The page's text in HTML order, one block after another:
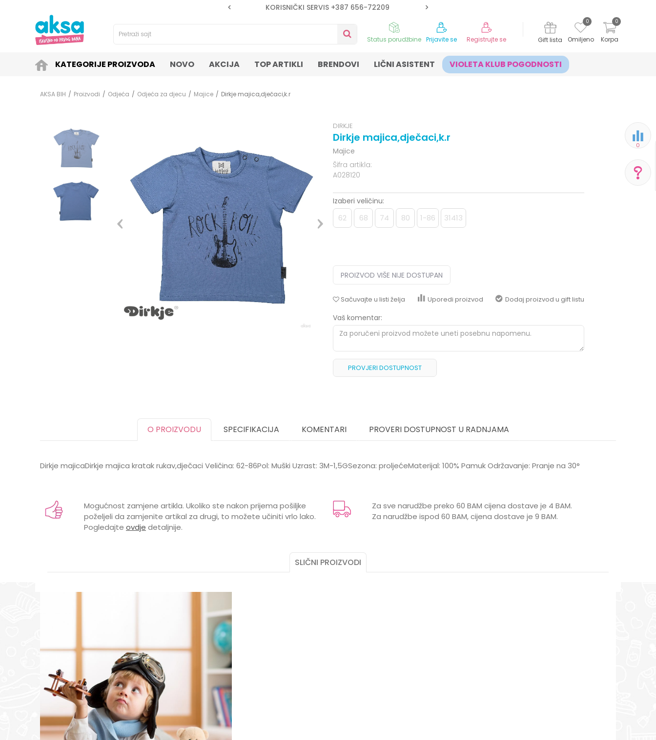
KORISNIČKI SERVIS +387 656-72209
Pretraži sajt
Korpa
0
Omiljeno
0
Gift lista
Prijavite se Registrujte se
Status porudžbine
KATEGORIJE PROIZVODA NOVO AKCIJA TOP ARTIKLI BRENDOVI LIČNI ASISTENT VIOLETA KLUB POGODNOSTI
0
AKSA BIH Proizvodi Odjeća Odjeća za djecu Majice Dirkje majica,dječaci,k.r
DIRKJE
Dirkje majica,dječaci,k.r
Majice
Šifra artikla:
A028120
Izaberi veličinu:
62 68 74 80 1-86 31413
PROIZVOD VIŠE NIJE DOSTUPAN
Sačuvajte u listi želja Uporedi proizvod Dodaj proizvod u gift listu
Vaš komentar:
PROVJERI DOSTUPNOST
aksaonlinebih@aksabih.ba
O PROIZVODU SPECIFIKACIJA KOMENTARI PROVERI DOSTUPNOST U RADNJAMA
Dirkje majicaDirkje majica kratak rukav,dječaci Veličina: 62-86Pol: Muški Uzrast: 3M-1,5GSezona: proljećeMaterijal: 100% Pamuk Održavanje: Pranje na 30°
Brend
DIRKJE
1 godina, 1,5 godina, 3 mjeseci, 6 mjeseci, 9 mjeseci
POL
MUŠKI
KRATAK RUKAV
Mogućnost zamjene artikla. Ukoliko ste nakon prijema pošiljke
poželjeli da zamjenite artikal za drugi, to možete učiniti vrlo lako.
Pogledajte ovdje detaljnije.
Za sve narudžbe preko 60 BAM cijena dostave je 4 BAM.
Za narudžbe ispod 60 BAM, cijena dostave je 9 BAM.
SLIČNI PROIZVODI